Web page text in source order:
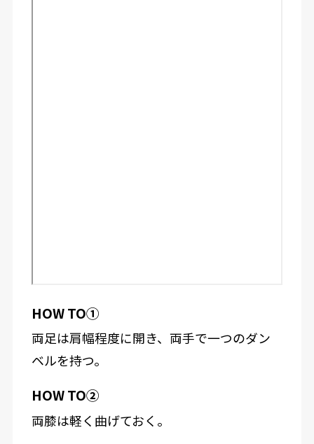
HOW TO①
両足は肩幅程度に開き、両手で一つのダン
ベルを持つ。
HOW TO②
両膝は軽く曲げておく。